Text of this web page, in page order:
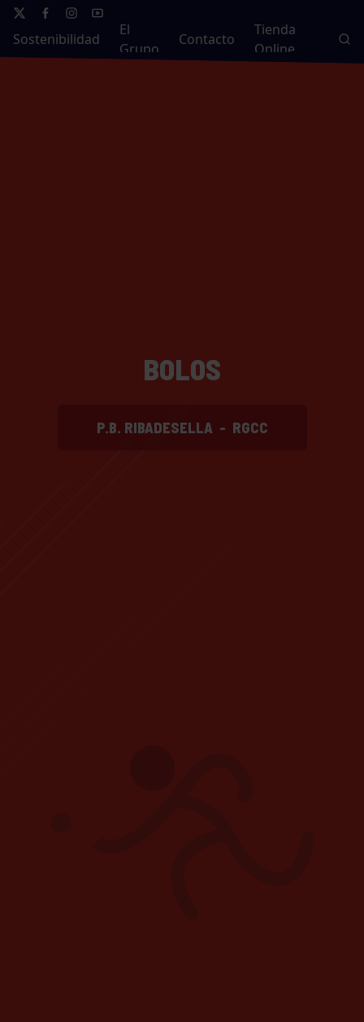
Sostenibilidad
El
Grupo
Contacto
Tienda
Online
BOLOS
P.B. RIBADESELLA - RGCC